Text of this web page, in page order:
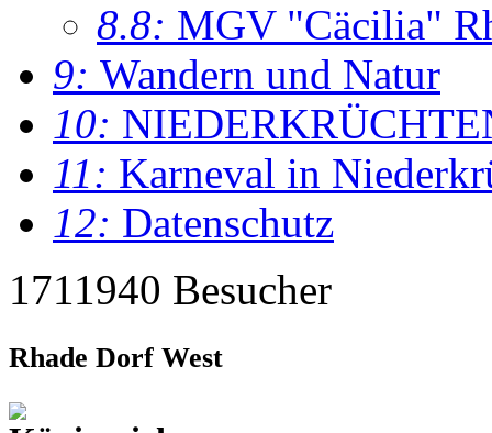
8.8: MGV "Cäcilia"
9: Wandern und Natur
10:
11: Karneval in
12: Datenschutz
1711940 Besucher
Rhade Dorf West